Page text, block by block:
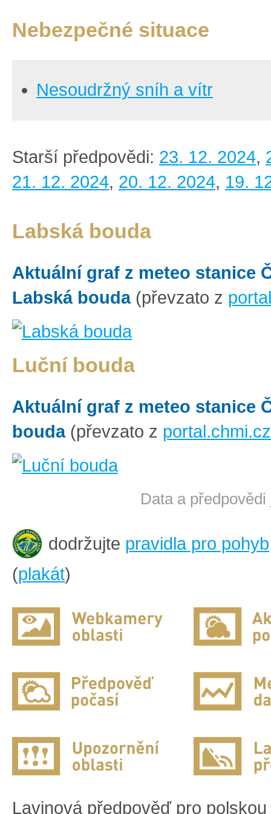
Nebezpečné situace
Nesoudržný sníh a vítr
Starší předpovědi: 23. 12. 2024,
21. 12. 2024, 20. 12. 2024, 19.
Labská bouda
Aktuální graf z meteo stanice
Labská bouda(převzato z
Luční bouda
Aktuální graf z meteo stanice
bouda(převzato z portal.chmi.cz
Data a
dodržujte pravidla pro pohyb
(plakát)
Lavinová předpověď pro